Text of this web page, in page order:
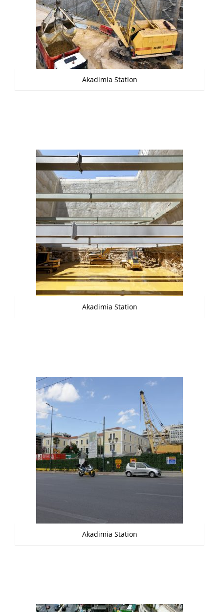
Akadimia Station
Akadimia Station
Akadimia Station